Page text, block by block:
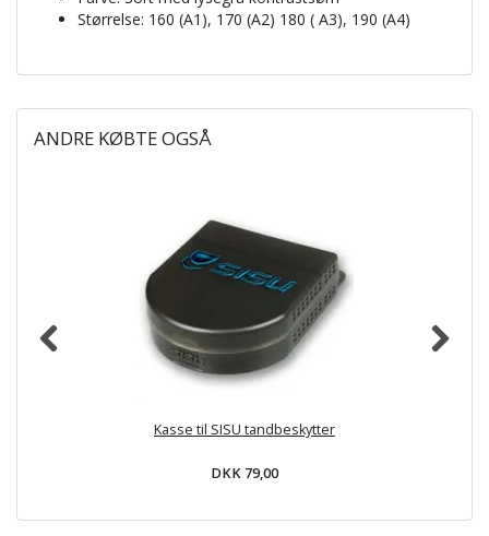
Størrelse: 160 (A1), 170 (A2) 180 ( A3), 190 (A4)
ANDRE KØBTE OGSÅ
Kasse til SISU tandbeskytter
DKK 79,00